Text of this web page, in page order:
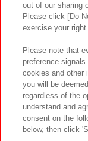
プライバシーポリ
お取引先
カスタマーハラスメ
out of our sharing
Please click [Do
exercise your right.
Please note that
preference
cookies and other
you will be
regardless of the
understand and
consent on the
below, then click